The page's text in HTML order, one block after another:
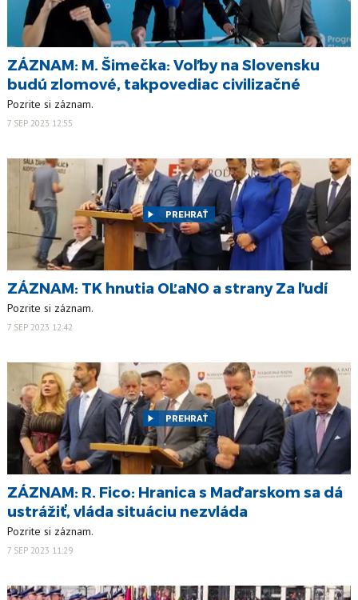
ZÁZNAM: M. Šimečka: Voľby na Slovensku
budú zlomové, takpovediac civilizačné
Pozrite si záznam.
7 SEP 2023 12:55
PREHRAŤ
ZÁZNAM: TK hnutia OĽaNO a strany Za ľudí
Pozrite si záznam.
7 SEP 2023 12:42
PREHRAŤ
ZÁZNAM: R. Fico: Hranica s Maďarskom sa dá
ustrážiť, vláda situáciu nezvláda
Pozrite si záznam.
7 SEP 2023 11:29